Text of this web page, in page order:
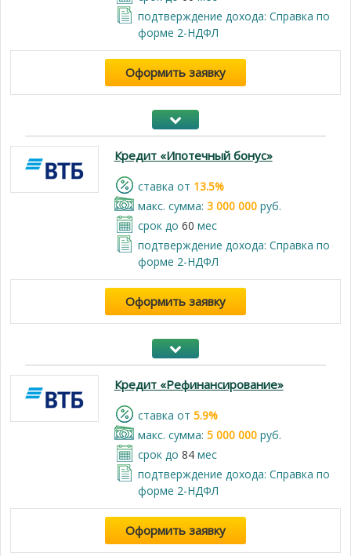
подтверждение дохода: Справка по
форме 2-НДФЛ
Оформить заявку
Кредит «Ипотечный бонус»
cтавка от 13.5%
макс. сумма: 3 000 000руб.
срок до 60 мес
подтверждение дохода: Справка по
форме 2-НДФЛ
Оформить заявку
Кредит «Рефинансирование»
cтавка от 5.9%
макс. сумма: 5 000 000руб.
срок до 84мес
подтверждение дохода: Справка по
форме 2-НДФЛ
Оформить заявку